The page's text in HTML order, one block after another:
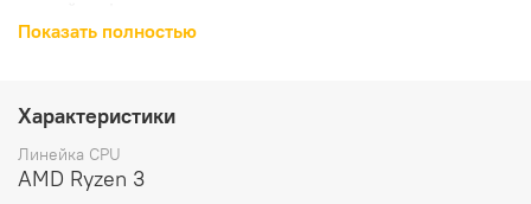
использования в ноутбуках, моноблоках и мониторах
Lenovo.
Производительность и надежность: благодаря
Показать полностью
Характеристики
Линейка CPU
AMD Ryzen 3